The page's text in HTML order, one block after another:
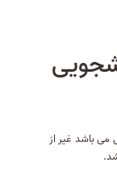
می باشد غیر از